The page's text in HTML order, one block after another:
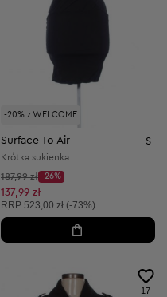
-20% z WELCOME
Surface To Air S
Krótka sukienka
Cena początkowa:
187,99 zł
Discount Price:
-26%
Obniżona cena:
137,99 zł
Cena sugerowana:
RRP 523,00 zł (-73%)
17